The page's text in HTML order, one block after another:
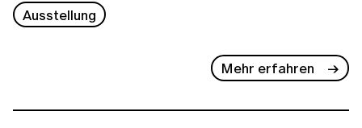
Ausstellung
Mehr erfahren